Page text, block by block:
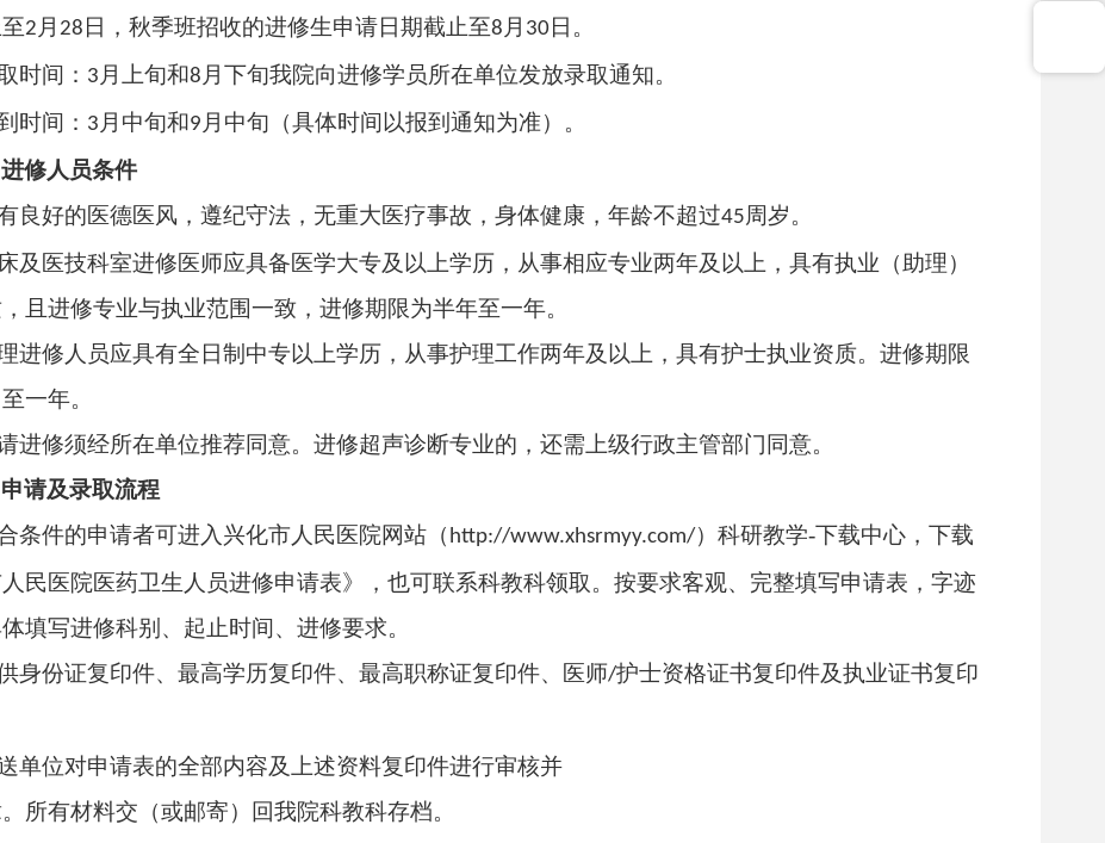
2 月 28 日，秋季班招收的进修生申请日期截止至8 月 30 日。
时间： 3 月上旬和8 月下旬我院向进修学员所在单位发放录取通知。
时间： 3 月中旬和9 月中旬（具体时间以报到通知为准）。
修人员条件
良好的医德医风，遵纪守法，无重大医疗事故，身体健康，年龄不超过45周岁。
及医技科室进修医师应具备医学大专及以上学历，从事相应专业两年及以上，具有执业（助理）
且进修专业与执业范围一致，进修期限为半年至一年。
进修人员应具有全日制中专以上学历，从事护理工作两年及以上，具有护士执业资质。进修期限
至一年。
进修须经所在单位推荐同意。进修超声诊断专业的，还需上级行政主管部门同意。
请及录取流程
条件的申请者可进入兴化市人民医院网站（ http://www.xhsrmyy.com/）科研教学-下载中心，下载
人民医院医药卫生人员进修申请表》，也可联系科教科领取。按要求客观、完整填写申请表，字迹
填写进修科别、起止时间、进修要求。
身份证复印件、最高学历复印件、最高职称证复印件、医师/护士资格证书复印件及执业证书复印
单位对申请表的全部内容及上述资料复印件进行审核并
所有材料交（或邮寄）回我院科教科存档。